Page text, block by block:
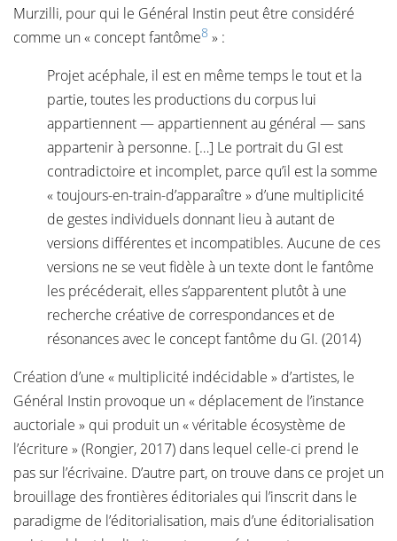
Murzilli, pour qui le Général Instin peut être considéré
comme un « concept fantôme8 » :
Projet acéphale, il est en même temps le tout et la
partie, toutes les productions du corpus lui
appartiennent — appartiennent au général — sans
appartenir à personne. […] Le portrait du GI est
contradictoire et incomplet, parce qu’il est la somme
« toujours-en-train-d’apparaître » d’une multiplicité
de gestes individuels donnant lieu à autant de
versions différentes et incompatibles. Aucune de ces
versions ne se veut fidèle à un texte dont le fantôme
les précéderait, elles s’apparentent plutôt à une
recherche créative de correspondances et de
résonances avec le concept fantôme du GI. (2014)
Création d’une « multiplicité indécidable » d’artistes, le
Général Instin provoque un « déplacement de l’instance
auctoriale » qui produit un « véritable écosystème de
l’écriture » (Rongier, 2017) dans lequel celle-ci prend le
pas sur l’écrivaine. D’autre part, on trouve dans ce projet un
brouillage des frontières éditoriales qui l’inscrit dans le
paradigme de l’éditorialisation, mais d’une éditorialisation